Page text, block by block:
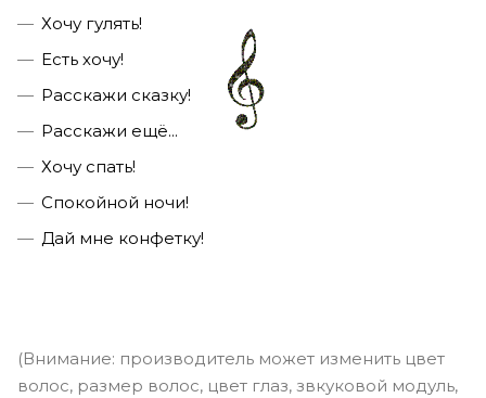
Хочу гулять!
Есть хочу!
Расскажи сказку!
Расскажи ещё...
Хочу спать!
Спокойной ночи!
Дай мне конфетку!
(Внимание: производитель может изменить цвет
волос, размер волос, цвет глаз, звкуковой модуль,